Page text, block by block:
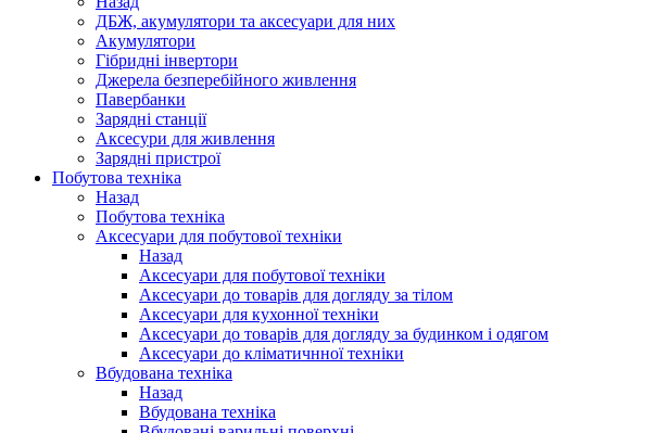
ДБЖ, акумулятори та аксесуари для них
Акумулятори
Гібридні інвертори
Джерела безперебійного живлення
Павербанки
Зарядні станції
Аксесури для живлення
Зарядні пристрої
Побутова техніка
Назад
Побутова техніка
Аксесуари для побутової техніки
Назад
Аксесуари для побутової техніки
Аксесуари до товарів для догляду за тілом
Аксесуари для кухонної техніки
Аксесуари до товарів для догляду за будинком і одягом
Аксесуари до кліматичнної техніки
Вбудована техніка
Назад
Вбудована техніка